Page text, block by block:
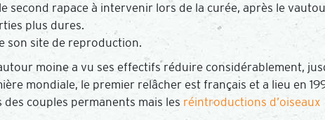
second rapace à intervenir lors de la curée, après le
plus dures.
son site de reproduction.
moine a vu ses effectifs réduire considérablement,
mondiale, le premier relâcher est français et a lieu en
des couples permanents mais les réintroductions d’oiseaux